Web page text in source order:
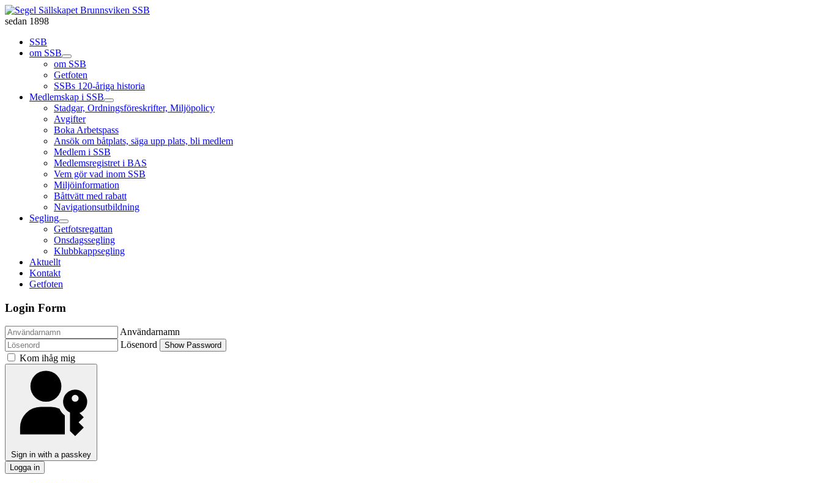
sedan 1898
SSB
om SSB
om SSB
Getfoten
SSBs 120-åriga historia
Medlemskap i SSB
Stadgar, Ordningsföreskrifter, Miljöpolicy
Avgifter
Boka Arbetspass
Ansök om båtplats, säga upp plats, bli medlem
Medlem i SSB
Medlemsregistret i BAS
Vem gör vad inom SSB
Miljöinformation
Båttvätt med rabatt
Navigationsutbildning
Segling
Getfotsregattan
Onsdagssegling
Klubbkappsegling
Aktuellt
Kontakt
Getfoten
Login Form
Användarnamn
Lösenord
Show Password
Kom ihåg mig
Sign in with a passkey
Logga in